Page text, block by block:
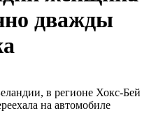
дважды
в регионе Хокс-Бей
на автомобиле